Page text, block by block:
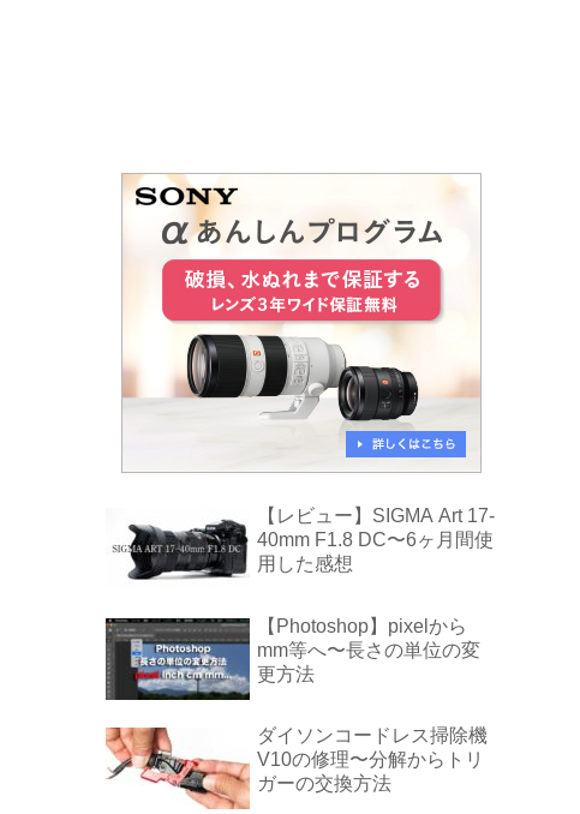
【レビュー】SIGMA Art 17-
40mm F1.8 DC〜6ヶ月間使
用した感想
【Photoshop】pixelから
mm等へ〜長さの単位の変
更方法
ダイソンコードレス掃除機
V10の修理〜分解からトリ
ガーの交換方法